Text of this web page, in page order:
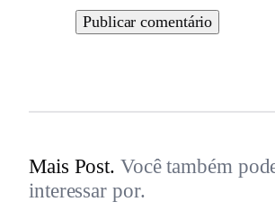
Mais Post. Você também
interessar por.